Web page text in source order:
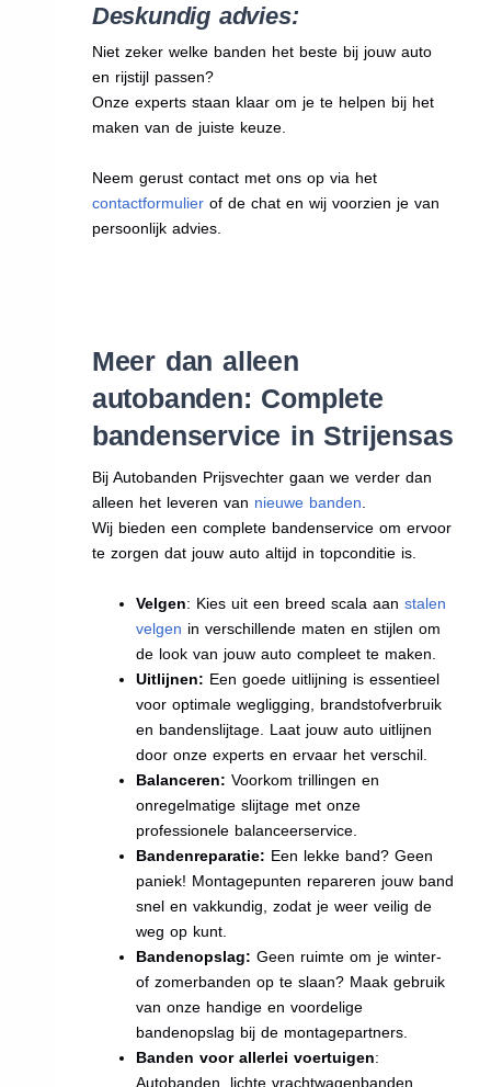
Deskundig advies:
Niet zeker welke banden het beste bij jouw auto
en rijstijl passen?
Onze experts staan klaar om je te helpen bij het
maken van de juiste keuze.
Neem gerust contact met ons op via het
contactformulierof de chat en wij voorzien je van
persoonlijk advies.
Meer dan alleen
autobanden: Complete
bandenservice in Strijensas
Bij Autobanden Prijsvechter gaan we verder dan
alleen het leveren van nieuwe banden.
Wij bieden een complete bandenservice om ervoor
te zorgen dat jouw auto altijd in topconditie is.
Velgen: Kies uit een breed scala aan stalen
velgen in verschillende maten en stijlen om
de look van jouw auto compleet te maken.
Uitlijnen: Een goede uitlijning is essentieel
voor optimale wegligging, brandstofverbruik
en bandenslijtage. Laat jouw auto uitlijnen
door onze experts en ervaar het verschil.
Balanceren: Voorkom trillingen en
onregelmatige slijtage met onze
professionele balanceerservice.
Bandenreparatie: Een lekke band? Geen
paniek! Montagepunten repareren jouw band
snel en vakkundig, zodat je weer veilig de
weg op kunt.
Bandenopslag: Geen ruimte om je winter-
of zomerbanden op te slaan? Maak gebruik
van onze handige en voordelige
bandenopslag bij de montagepartners.
Banden voor allerlei voertuigen:
Autobanden, lichte vrachtwagenbanden,